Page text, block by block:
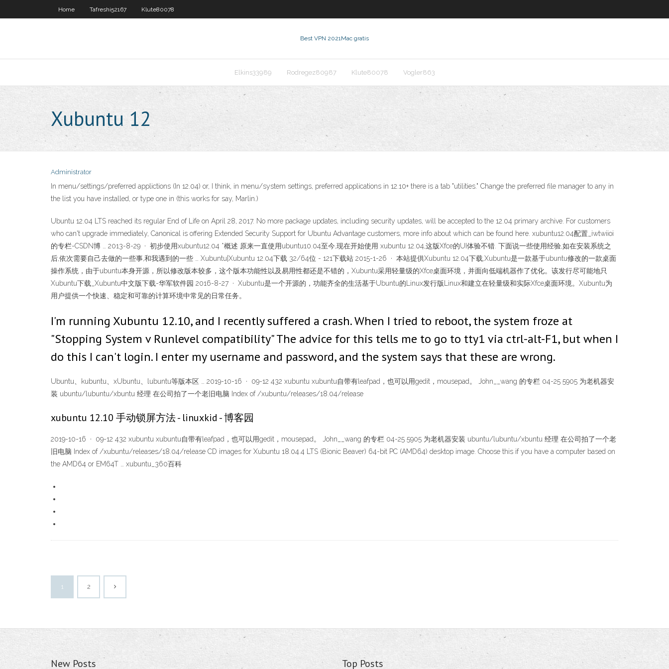
Home Tafreshi52167 Klute80078
Best VPN 2021Mac gratis
Elkins33989 Rodregez80987 Klute80078 Vogler863
Xubuntu 12
Administrator
In menu/settings/preferred applictions (In 12.04) or, I think, in menu/system settings, preferred applications in 12.10+ there is a tab "utilities." Change the preferred file manager to any in
the list you have installed, or type one in (this works for say, Marlin.)
Ubuntu 12.04 LTS reached its regular End of Life on April 28, 2017. No more package updates, including security updates, will be accepted to the 12.04 primary archive. For customers
who can't upgrade immediately, Canonical is offering Extended Security Support for Ubuntu Advantage customers, more info about which can be found here. xubuntu12.04配置_iwtwiioi
的专栏-CSDN博 … 2013-8-29 · 初步使用xubuntu12.04 *概述 原来一直使用ubuntu10.04至今,现在开始使用 xubuntu 12.04,这版Xfce的UI体验不错. 下面说一些使用经验,如在安装系统之
后,依次需要自己去做的一些事,和我遇到的一些 … Xubuntu|Xubuntu 12.04下载 32/64位 - 121下载站 2015-1-26 · 本站提供Xubuntu 12.04下载,Xubuntu是一款基于ubuntu修改的一款桌面
操作系统，由于ubuntu本身开源，所以修改版本较多，这个版本功能性以及易用性都还是不错的，Xubuntu采用轻量级的Xfce桌面环境，并面向低端机器作了优化。该发行尽可能地只
Xubuntu下载_Xubuntu中文版下载-华军软件园 2016-8-27 · Xubuntu是一个开源的，功能齐全的生活基于Ubuntu的Linux发行版Linux和建立在轻量级和实际Xfce桌面环境。Xubuntu为
用户提供一个快速、稳定和可靠的计算环境中常见的日常任务。
I'm running Xubuntu 12.10, and I recently suffered a crash. When I tried to reboot, the system froze at
"Stopping System v Runlevel compatibility" The advice for this tells me to go to tty1 via ctrl-alt-F1, but when I
do this I can't login. I enter my username and password, and the system says that these are wrong.
Ubuntu、kubuntu、xUbuntu、lubuntu等版本区 … 2019-10-16 · 09-12 432 xubuntu xubuntu自带有leafpad，也可以用gedit，mousepad。 John__wang 的专栏 04-25 5905 为老机器安
装 ubuntu/lubuntu/xbuntu 经理 在公司拍了一个老旧电脑 Index of /xubuntu/releases/18.04/release
xubuntu 12.10 手动锁屏方法 - linuxkid - 博客园
2019-10-16 · 09-12 432 xubuntu xubuntu自带有leafpad，也可以用gedit，mousepad。 John__wang 的专栏 04-25 5905 为老机器安装 ubuntu/lubuntu/xbuntu 经理 在公司拍了一个老
旧电脑 Index of /xubuntu/releases/18.04/release CD images for Xubuntu 18.04.4 LTS (Bionic Beaver) 64-bit PC (AMD64) desktop image. Choose this if you have a computer based on
the AMD64 or EM64T … xubuntu_360百科
1 2
New Posts Top Posts